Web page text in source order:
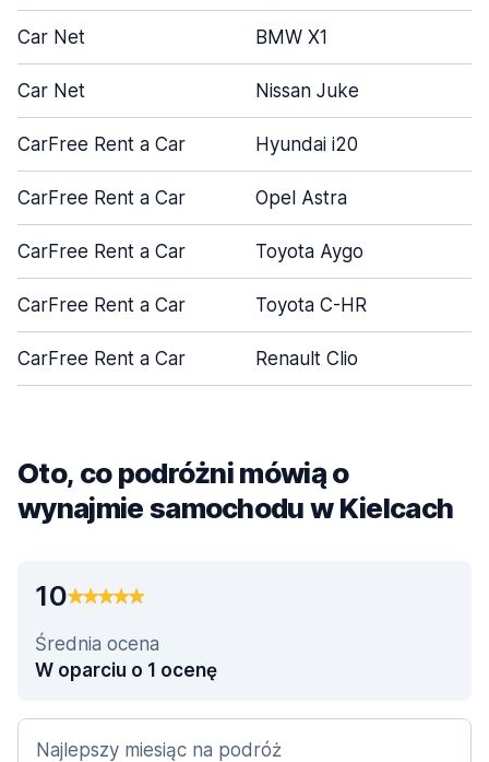
Car Net BMW X1
Car Net Nissan Juke
CarFree Rent a Car Hyundai i20
CarFree Rent a Car Opel Astra
CarFree Rent a Car Toyota Aygo
CarFree Rent a Car Toyota C-HR
CarFree Rent a Car Renault Clio
Oto, co podróżni mówią o
wynajmie samochodu w Kielcach
10
Średnia ocena
W oparciu o 1 ocenę
Najlepszy miesiąc na podróż